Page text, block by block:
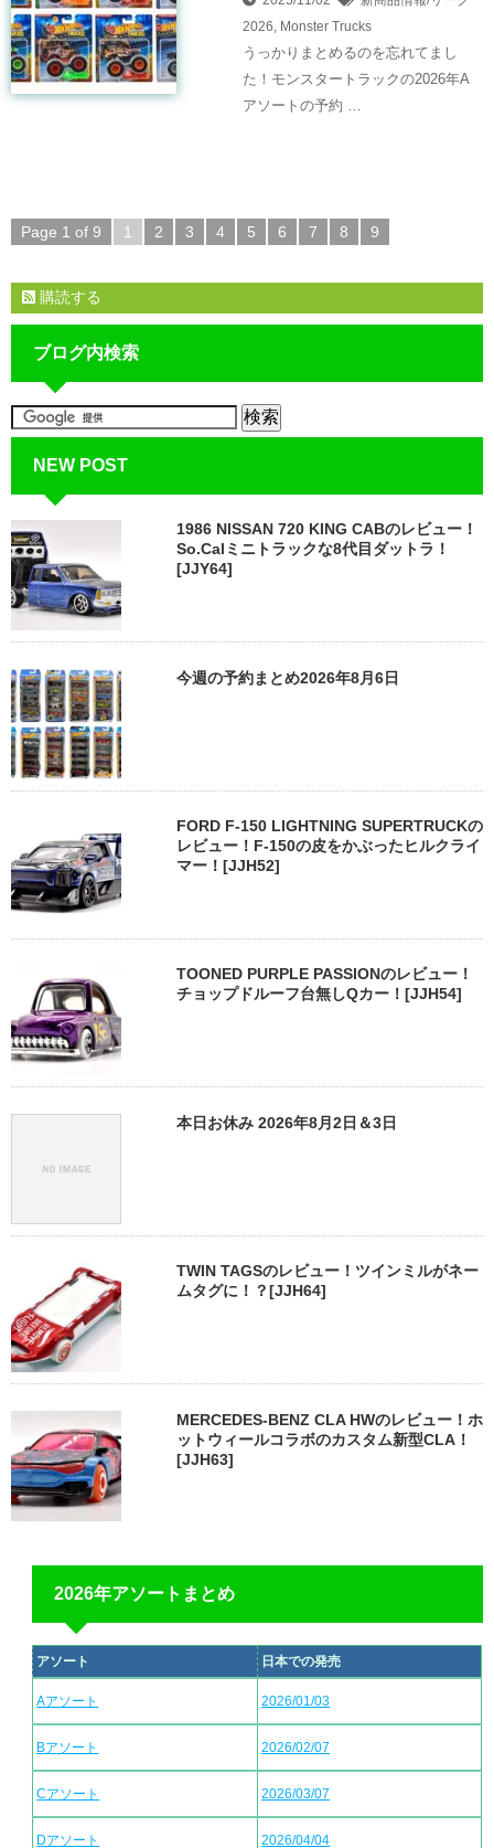
2026, Monster Trucks
うっかりまとめるのを忘れてまし
た！モンスタートラックの2026年A
アソートの予約 …
Page 1 of 9 1 2 3 4 5 6 7 8 9
購読する
ブログ内検索
NEW POST
1986 NISSAN 720 KING CABのレビュー！
So.Calミニトラックな8代目ダットラ！
[JJY64]
今週の予約まとめ2026年8月6日
FORD F-150 LIGHTNING SUPERTRUCKの
レビュー！F-150の皮をかぶったヒルクライ
マー！[JJH52]
TOONED PURPLE PASSIONのレビュー！
チョップドルーフ台無しQカー！[JJH54]
本日お休み 2026年8月2日＆3日
TWIN TAGSのレビュー！ツインミルがネー
ムタグに！？[JJH64]
MERCEDES-BENZ CLA HWのレビュー！ホ
ットウィールコラボのカスタム新型CLA！
[JJH63]
2026年アソートまとめ
アソート 日本での発売
Aアソート 2026/01/03
Bアソート 2026/02/07
Cアソート 2026/03/07
Dアソート 2026/04/04